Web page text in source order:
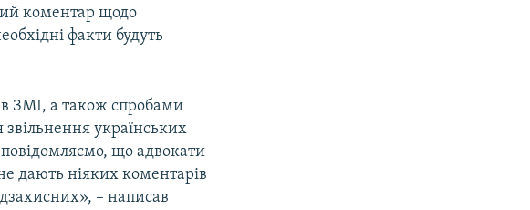
коментар щодо
факти будуть
ЗМІ, а також спробами
звільнення українських
повідомляємо, що адвокати
дають ніяких коментарів
– написав